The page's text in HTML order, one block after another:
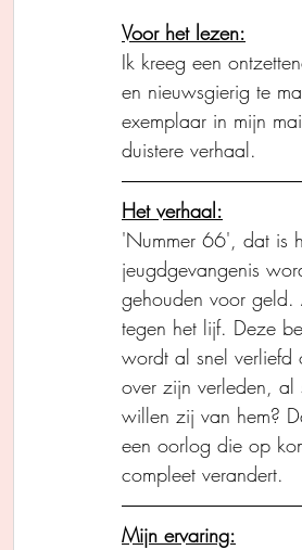
Voor het lezen:
Ik kreeg een
en nieuwsgierig te
exemplaar in mijn
duistere verhaal.
Het verhaal:
'Nummer 66', dat is
jeugdgevangenis
gehouden voor geld.
tegen het lijf. Deze
wordt al snel verliefd
over zijn verleden,
willen zij van hem?
een oorlog die op
compleet verandert.
Mijn ervaring: